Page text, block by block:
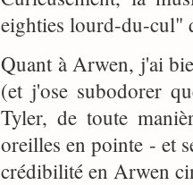
eighties lourd-du-cul"
Quant à Arwen, j'ai
(et j'ose subodorer
Tyler, de toute
oreilles en pointe - et
crédibilité en Arwen